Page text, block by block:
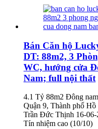
Bán Căn hộ
DT: 88m2, 3
WC, hướng cửa
Nam; full nội thất
4.1 Tỷ 88m2 Đông nam
Quận 9, Thành phố
Trần Đức Thịnh 16-
Tín nhiệm cao (10/10)